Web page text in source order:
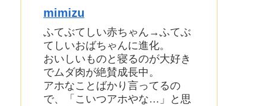
mimizu
ふてぶてしい赤ちゃん→ふてぶ
てしいおばちゃんに進化。
おいしいものと寝るのが大好き
でムダ肉が絶賛成長中。
アホなことばかり言ってるの
で、「こいつアホやな…」と思